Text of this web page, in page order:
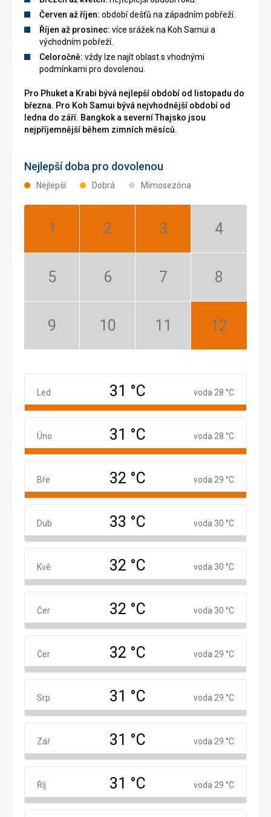
Červen až říjen: období dešťů na západním pobřeží.
Říjen až prosinec: více srážek na Koh Samui a
východním pobřeží.
Celoročně: vždy lze najít oblast s vhodnými
podmínkami pro dovolenou.
Pro Phuket a Krabi bývá nejlepší období od listopadu do
března. Pro Koh Samui bývá nejvhodnější období od
ledna do září. Bangkok a severní Thajsko jsou
nejpříjemnější během zimních měsíců.
Nejlepší doba pro dovolenou
Nejlepší Dobrá Mimosezóna
Leden:
Únor:
Březen:
Duben:
Květen:
Červen:
Červenec:
Srpen:
Září:
Říjen:
Listopad:
Prosinec:
Leden
Led 31 °C voda 28 °C
Únor
Úno 31 °C voda 28 °C
Březen
Bře 32 °C voda 29 °C
Duben
Dub 33 °C voda 30 °C
Květen
Kvě 32 °C voda 30 °C
Červen
Čer 32 °C voda 30 °C
Červenec
Čer 32 °C voda 29 °C
Srpen
Srp 31 °C voda 29 °C
Září
Zář 31 °C voda 29 °C
Říjen
Říj 31 °C voda 29 °C